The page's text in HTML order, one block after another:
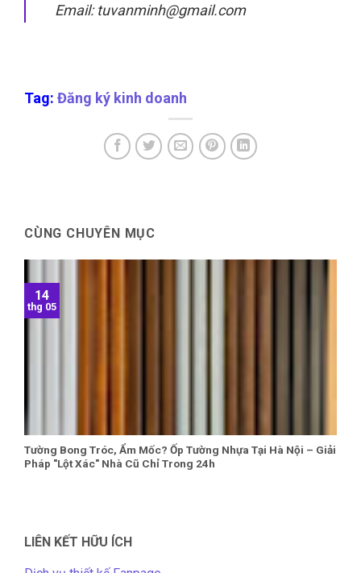
Email: tuvanminh@gmail.com
Tag: Đăng ký kinh doanh
CÙNG CHUYÊN MỤC
Tường Bong Tróc, Ẩm Mốc? Ốp Tường Nhựa Tại Hà Nội – Giải
Pháp "Lột Xác" Nhà Cũ Chỉ Trong 24h
14
thg 05
LIÊN KẾT HỮU ÍCH